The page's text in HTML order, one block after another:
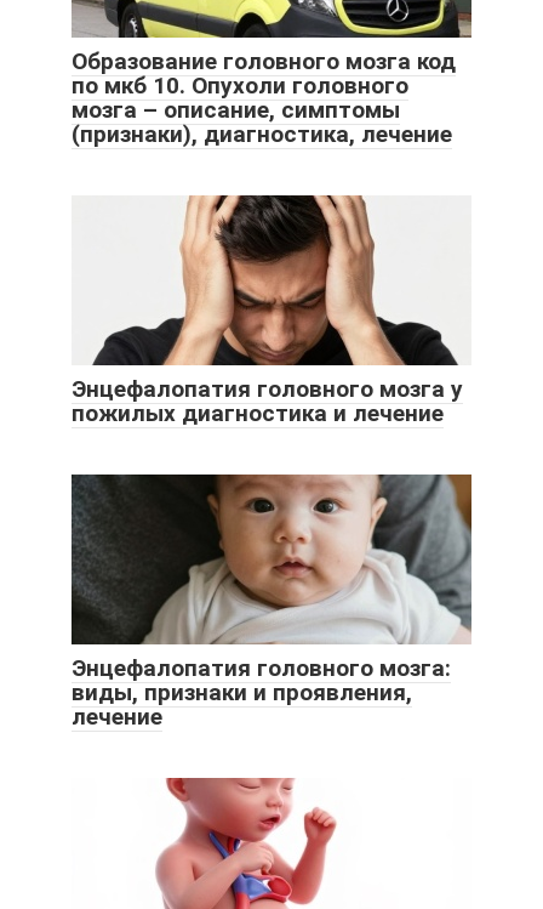
Образование головного мозга код
по мкб 10. Опухоли головного
мозга – описание, симптомы
(признаки), диагностика, лечение
Энцефалопатия головного мозга у
пожилых диагностика и лечение
Энцефалопатия головного мозга:
виды, признаки и проявления,
лечение